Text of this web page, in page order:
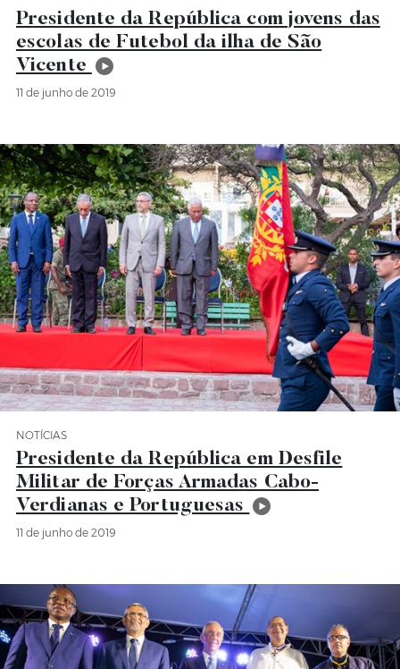
Presidente da República com jovens das
escolas de Futebol da ilha de São
Vicente
11 de junho de 2019
Categoria Notícias
NOTÍCIAS
Presidente da República em Desfile
Militar de Forças Armadas Cabo-
Verdianas e Portuguesas
11 de junho de 2019